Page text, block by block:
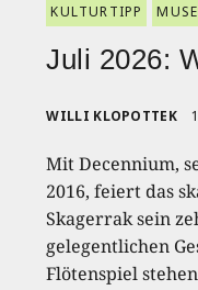
KULTURTIPP
Juli 2026:
WILLI KLOPOTTEK
Mit Decennium,
2016, feiert das
Skagerrak sein
gelegentlichen
Flötenspiel